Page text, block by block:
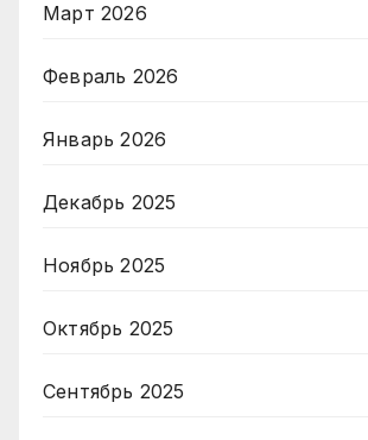
Март 2026
Февраль 2026
Январь 2026
Декабрь 2025
Ноябрь 2025
Октябрь 2025
Сентябрь 2025